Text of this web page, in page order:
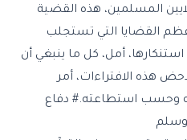
المسلمين، هذه القضية
القضايا التي تستجلب
أمل، كل ما ينبغي أن
هذه الافتراءات، أمر
وحسب استطاعته.# دفاع
وسلم